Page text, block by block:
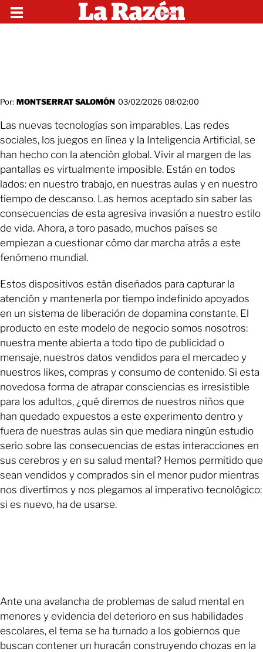
Por: MONTSERRAT SALOMÓN 03/02/2026 08:02:00
Las nuevas tecnologías son imparables. Las redes
sociales, los juegos en línea y la Inteligencia Artificial, se
han hecho con la atención global. Vivir al margen de las
pantallas es virtualmente imposible. Están en todos
lados: en nuestro trabajo, en nuestras aulas y en nuestro
tiempo de descanso. Las hemos aceptado sin saber las
consecuencias de esta agresiva invasión a nuestro estilo
de vida. Ahora, a toro pasado, muchos países se
empiezan a cuestionar cómo dar marcha atrás a este
fenómeno mundial.
Estos dispositivos están diseñados para capturar la
atención y mantenerla por tiempo indefinido apoyados
en un sistema de liberación de dopamina constante. El
producto en este modelo de negocio somos nosotros:
nuestra mente abierta a todo tipo de publicidad o
mensaje, nuestros datos vendidos para el mercadeo y
nuestros likes, compras y consumo de contenido. Si esta
novedosa forma de atrapar consciencias es irresistible
para los adultos, ¿qué diremos de nuestros niños que
han quedado expuestos a este experimento dentro y
fuera de nuestras aulas sin que mediara ningún estudio
serio sobre las consecuencias de estas interacciones en
sus cerebros y en su salud mental? Hemos permitido que
sean vendidos y comprados sin el menor pudor mientras
nos divertimos y nos plegamos al imperativo tecnológico:
si es nuevo, ha de usarse.
Ante una avalancha de problemas de salud mental en
menores y evidencia del deterioro en sus habilidades
escolares, el tema se ha turnado a los gobiernos que
buscan contener un huracán construyendo chozas en la